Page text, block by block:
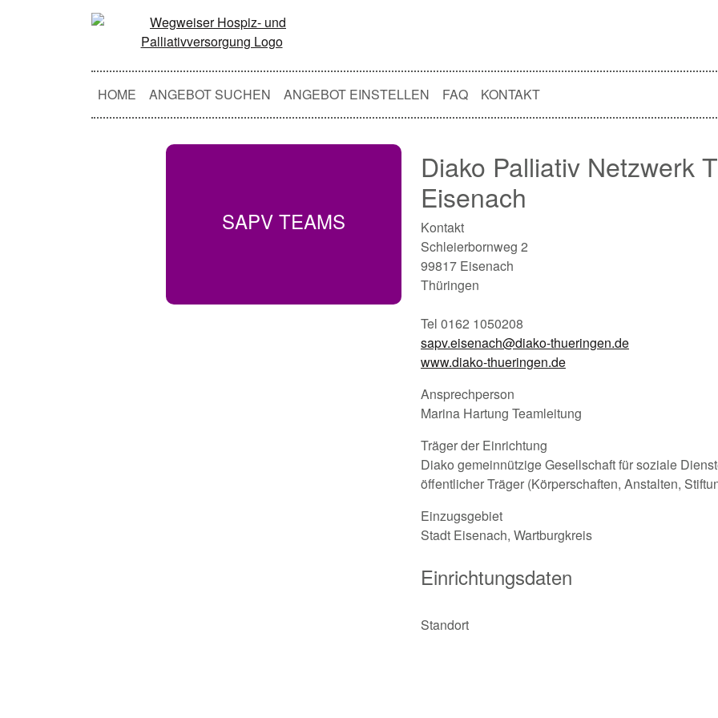
HOME ANGEBOT SUCHEN ANGEBOT EINSTELLEN FAQ KONTAKT
SAPV TEAMS
Diako Palliativ Netzwerk
Eisenach
Kontakt
Schleierbornweg 2
99817 Eisenach
Thüringen
Tel 0162 1050208
sapv.eisenach@diako-thueringen.de
www.diako-thueringen.de
Ansprechperson
Marina Hartung Teamleitung
Träger der Einrichtung
Diako gemeinnützige Gesellschaft für soziale
öffentlicher Träger (Körperschaften, Anstalten,
Einzugsgebiet
Stadt Eisenach, Wartburgkreis
Einrichtungsdaten
Standort